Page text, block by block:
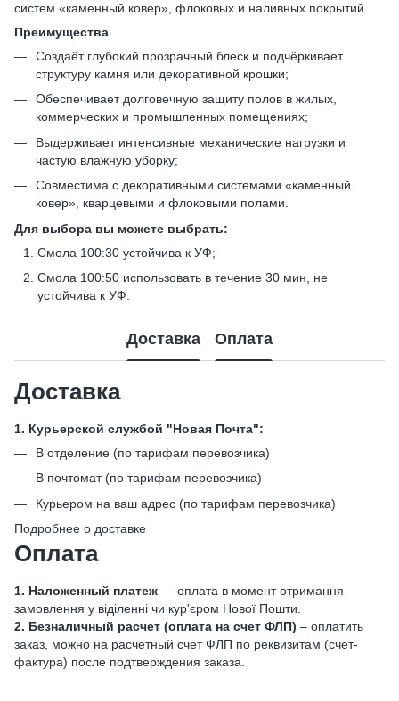
систем «каменный ковер», флоковых и наливных покрытий.
Преимущества
Создаёт глубокий прозрачный блеск и подчёркивает
структуру камня или декоративной крошки;
Обеспечивает долговечную защиту полов в жилых,
коммерческих и промышленных помещениях;
Выдерживает интенсивные механические нагрузки и
частую влажную уборку;
Совместима с декоративными системами «каменный
ковер», кварцевыми и флоковыми полами.
Для выбора вы можете выбрать:
Смола 100:30 устойчива к УФ;
Смола 100:50 использовать в течение 30 мин, не
устойчива к УФ.
Доставка Оплата
Доставка
1. Курьерской службой "Новая Почта":
В отделение (по тарифам перевозчика)
В почтомат (по тарифам перевозчика)
Курьером на ваш адрес (по тарифам перевозчика)
Подробнее о доставке
Оплата
1. Наложенный платеж — оплата в момент отримання
замовлення у віділенні чи кур'єром Нової Пошти.
2. Безналичный расчет (оплата на счет ФЛП) – оплатить
заказ, можно на расчетный счет ФЛП по реквизитам (счет-
фактура) после подтверждения заказа.